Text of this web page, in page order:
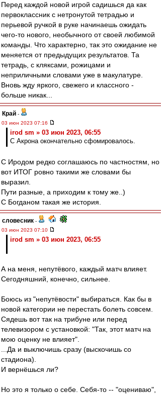
Перед каждой новой игрой садишься да как
первоклассник с нетронутой тетрадью и
перьевой ручкой в руке начинаешь ожидать
чего-то нового, необычного от своей любимой
команды. Что характерно, так это ожидание не
меняется от предыдущих результатов. Та
тетрадь, с кляксами, рожицами и
неприличными словами уже в макулатуре.
Вновь жду яркого, свежего и классного -
больше никак...
Край -
03 июн 2023 07:16
irod sm » 03 июн 2023, 06:55
С Акрона окончательно сфомировалось.
С Иродом редко соглашаюсь по частностям, но
вот ИТОГ ровно такими же словами бы
выразил.
Пути разные, а приходим к тому же..)
С Богданом такая же история.
словесник -
03 июн 2023 07:10
irod sm » 03 июн 2023, 06:55
А на меня, непутёвого, каждый матч влияет.
Сегодняшний, конечно, сильнее.
Боюсь из "непутёвости" выбираться. Как бы в
новой категории не перестать болеть совсем.
Сядешь вот так на трибуне или перед
телевизором с установкой: "Так, этот матч на
мою оценку не влияет".
...Да и выключишь сразу (выскочишь со
стадиона).
И вернёшься ли?
Но это я только о себе. Себя-то -- "оцениваю",